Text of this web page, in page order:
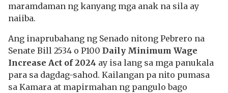
maramdaman ng kanyang mga anak na sila ay
naiiba.
Ang inaprubahang ng Senado nitong Pebrero na
Senate Bill 2534 o P100 Daily Minimum Wage
Increase Act of 2024 ay isa lang sa mga panukala
para sa dagdag-sahod. Kailangan pa nito pumasa
sa Kamara at mapirmahan ng pangulo bago